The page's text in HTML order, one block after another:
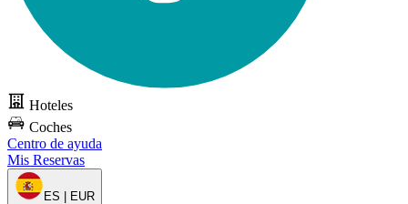
Hoteles
Coches
Centro de ayuda
Mis Reservas
ES | EUR